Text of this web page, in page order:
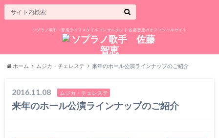
ソプラノ歌手・音楽ライフスタイルコンサルタント 佐藤智恵のオフィシャルサイト
ホーム ムジカ・チェレステ 来年のホール公演ラインナップのご紹介
2016.11.08 ムジカ・チェレステ
来年のホール公演ラインナップのご紹介